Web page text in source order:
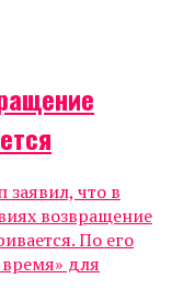
что в
возвращение
По его
для